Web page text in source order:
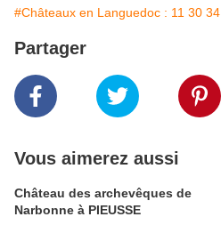
#Châteaux en Languedoc : 11 30 34
Partager
Vous aimerez aussi
Château des archevêques de
Narbonne à PIEUSSE